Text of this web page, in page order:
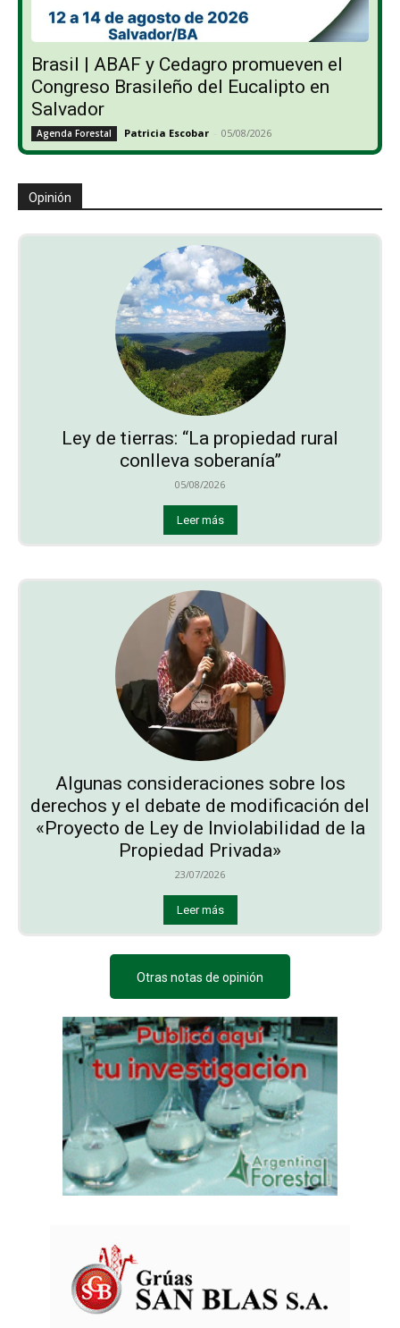
Brasil | ABAF y Cedagro promueven el
Congreso Brasileño del Eucalipto en
Salvador
Agenda Forestal Patricia Escobar - 05/08/2026
Opinión
Ley de tierras: “La propiedad rural
conlleva soberanía”
05/08/2026
Leer más
Algunas consideraciones sobre los
derechos y el debate de modificación del
«Proyecto de Ley de Inviolabilidad de la
Propiedad Privada»
23/07/2026
Leer más
Otras notas de opinión